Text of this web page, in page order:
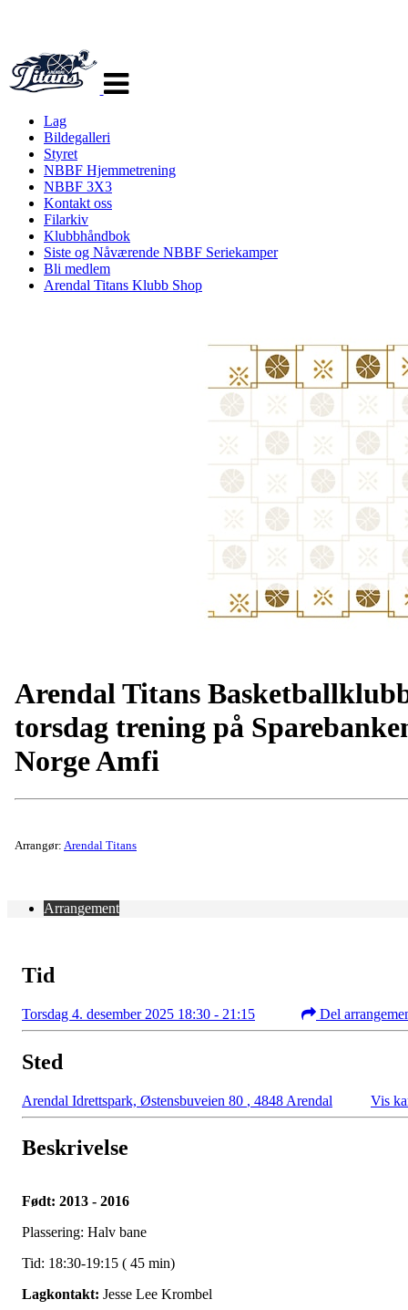
navigasjon
Lag
Bildegalleri
Styret
NBBF Hjemmetrening
NBBF 3X3
Kontakt oss
Filarkiv
Klubbhåndbok
Siste og Nåværende NBBF Seriekamper
Bli medlem
Arendal Titans Klubb Shop
Arendal Titans
torsdag trening på
Norge Amfi
Arrangør: Arendal Titans
Arrangement
Tid
Torsdag 4. desember 2025 18:30 - 21:15 Del
Sted
Arendal Idrettspark, Østensbuveien 80 , 4848 Arendal Vis
Beskrivelse
Født: 2013 - 2016
Plassering: Halv bane
Tid: 18:30-19:15 ( 45 min)
Lagkontakt: Jesse Lee Krombel